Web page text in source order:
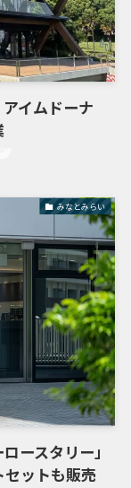
イムドーナ
みなとみらい
ースタリー」
ットも販売